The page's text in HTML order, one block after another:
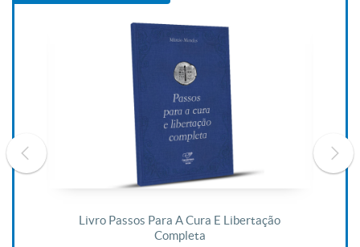
Livro Passos Para A Cura E Libertação
Completa